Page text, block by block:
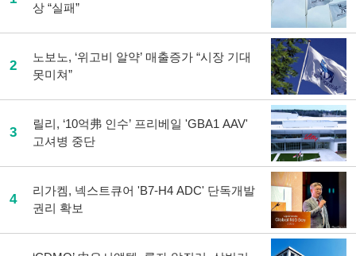
상 “실패”
2
노보노, ‘위고비 알약’ 매출증가 “시장 기대
못미쳐”
3
릴리, ‘10억弗 인수’ 프리베일 'GBA1 AAV'
고셔병 중단
4
리가켐, 넥스트큐어 'B7-H4 ADC' 단독개발
권리 확보